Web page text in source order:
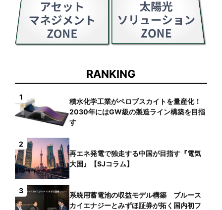
RANKING
1
積水化学工業がペロブスカイトを量産化！
2030年にはGW級の製造ライン構築を目指
す
2
再エネ発電で独走する中国が目指す『電気
大国』【SJコラム】
3
系統用蓄電池の収益モデル構築 ブルース
カイエナジーとみずほ証券が拓く国内初フ